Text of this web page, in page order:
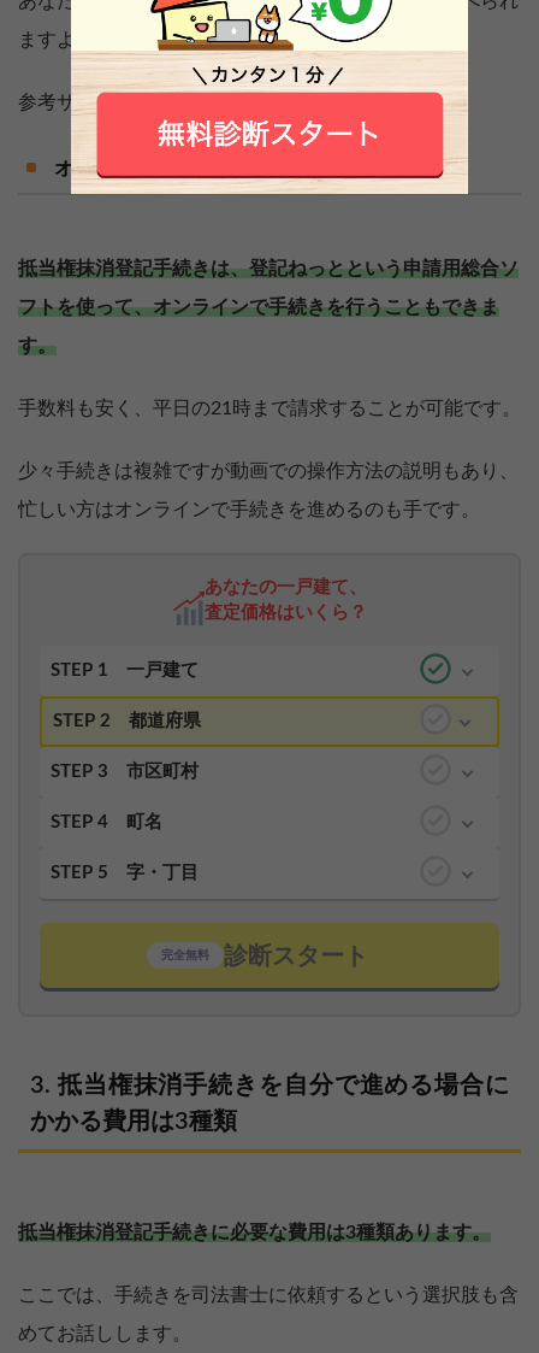
ますよ。
参考サイト：
オンライン
抵当権抹消登記手続きは、登記ねっとという申請用総合ソ
フトを使って、オンラインで手続きを行うこともできま
す。
手数料も安く、平日の21時まで請求することが可能です。
少々手続きは複雑ですが動画での操作方法の説明もあり、
忙しい方はオンラインで手続きを進めるのも手です。
あなたの一戸建て、
査定価格はいくら？
STEP 1 一戸建て
STEP 2 都道府県
STEP 3 市区町村
STEP 4 町名
STEP 5 字・丁目
完全無料 診断スタート
抵当権抹消手続きを自分で進める場合に
かかる費用は3種類
抵当権抹消登記手続きに必要な費用は3種類あります。
ここでは、手続きを司法書士に依頼するという選択肢も含
めてお話しします。